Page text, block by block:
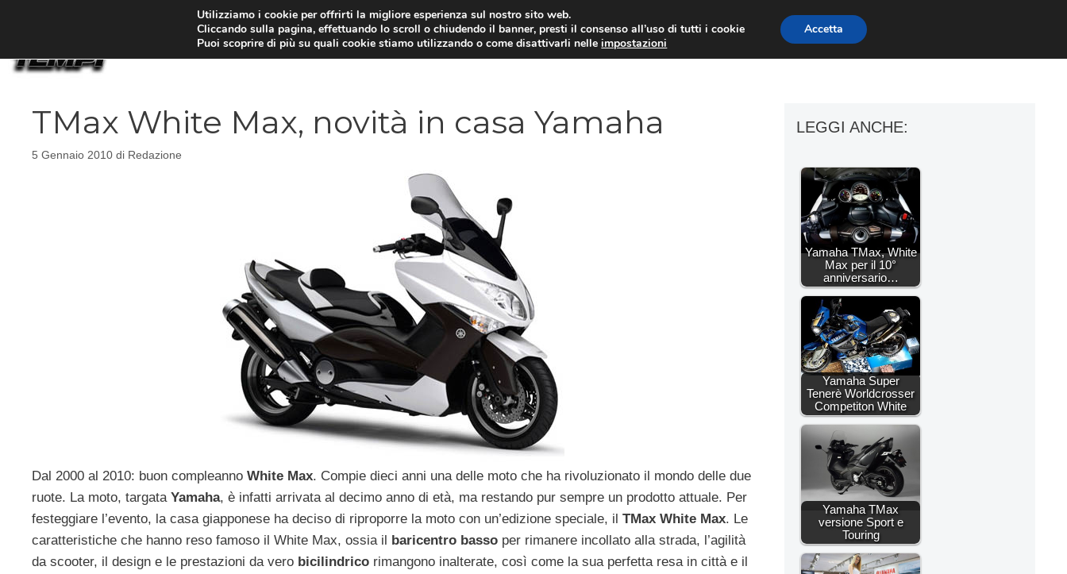
MOTO NEWS ACCESSORI MOTO MOTO GP
TMax White Max, novità in casa Yamaha
5 Gennaio 2010 di Redazione
Dal 2000 al 2010: buon compleanno White Max. Compie dieci anni una delle moto che ha rivoluzionato il mondo delle due
ruote. La moto, targata Yamaha, è infatti arrivata al decimo anno di età, ma restando pur sempre un prodotto attuale. Per
festeggiare l’evento, la casa giapponese ha deciso di riproporre la moto con un’edizione speciale, il TMax White Max. Le
caratteristiche che hanno reso famoso il White Max, ossia il baricentro basso per rimanere incollato alla strada, l’agilità
da scooter, il design e le prestazioni da vero bicilindrico rimangono inalterate, così come la sua perfetta resa in città e il
LEGGI ANCHE:
Yamaha TMax, White
Max per il 10°
anniversario…
Yamaha Super
Tenerè Worldcrosser
Competiton White
Yamaha TMax
versione Sport e
Touring
Utilizziamo i cookie per offrirti la migliore esperienza sul nostro sito web.
Cliccando sulla pagina, effettuando lo scroll o chiudendo il banner, presti il consenso all’uso di tutti i cookie
Puoi scoprire di più su quali cookie stiamo utilizzando o come disattivarli nelleimpostazioni
Accetta